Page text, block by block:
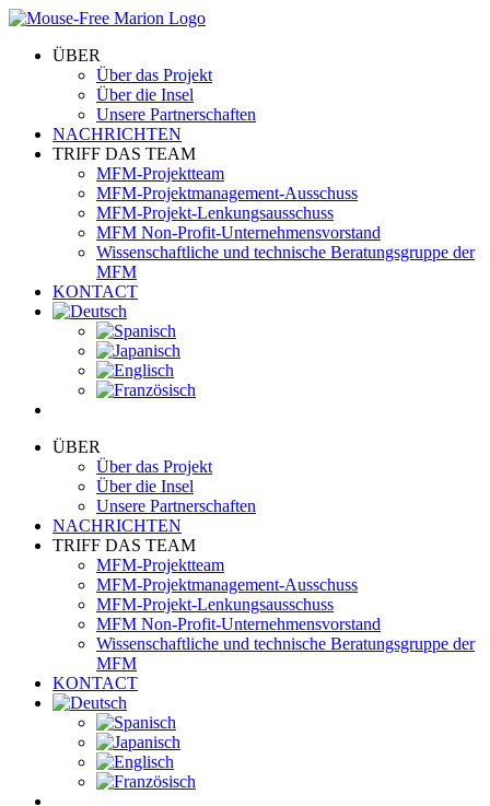
Skip
contentÜBER
Über das Projekt
Über die Insel
Unsere Partnerschaften
NACHRICHTEN
TRIFF DAS TEAM
MFM-Projektteam
MFM-Projektmanagement-Ausschuss
MFM-Projekt-Lenkungsausschuss
MFM Non-Profit-Unternehmensvorstand
Wissenschaftliche und technische Beratungsgruppe der
MFM
KONTACT
ÜBER
Über das Projekt
Über die Insel
Unsere Partnerschaften
NACHRICHTEN
TRIFF DAS TEAM
MFM-Projektteam
MFM-Projektmanagement-Ausschuss
MFM-Projekt-Lenkungsausschuss
MFM Non-Profit-Unternehmensvorstand
Wissenschaftliche und technische Beratungsgruppe der
MFM
KONTACT